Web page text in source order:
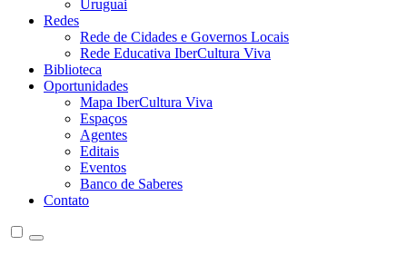
Uruguai
Redes
Rede de Cidades e Governos Locais
Rede Educativa IberCultura Viva
Biblioteca
Oportunidades
Mapa IberCultura Viva
Espaços
Agentes
Editais
Eventos
Banco de Saberes
Contato